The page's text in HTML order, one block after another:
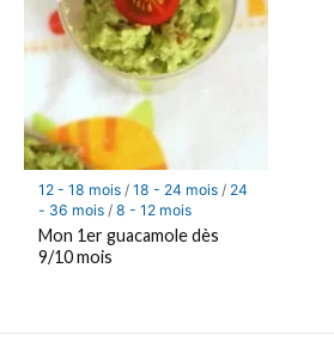
12 - 18 mois/ 18 - 24 mois/ 24
- 36 mois/ 8 - 12 mois
Mon 1er guacamole dès
9/10 mois